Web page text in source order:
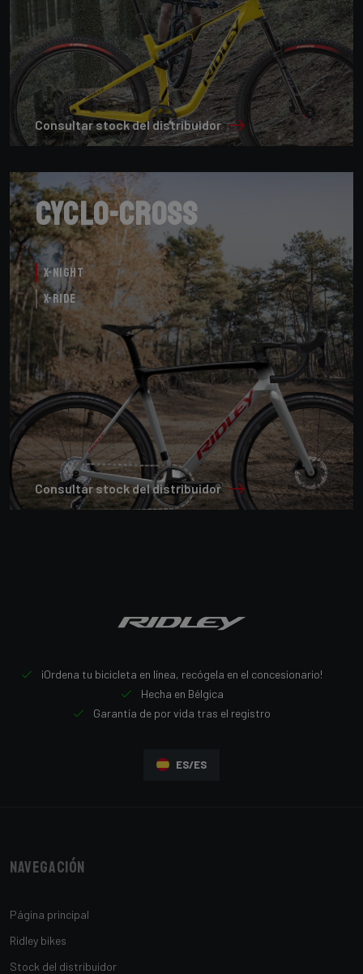
Consultar stock del distribuidor
X-Night
X-Ride
Cyclo-cross
Consultar stock del distribuidor
¡Ordena tu bicicleta en línea, recógela en el concesionario!
Hecha en Bélgica
Garantía de por vida tras el registro
ES/ES
Navegación
Página principal
Ridley bikes
Stock del distribuidor